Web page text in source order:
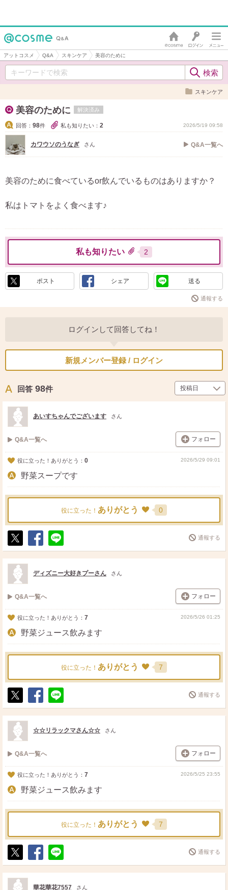
アットコスメ Q&A スキンケア 美容のために
スキンケア
美容のために 解決済み
回答： 98件 私も知りたい： 2 2026/5/19 09:58
カワウソのうなぎ さん Q&A一覧へ
美容のために食べているor飲んでいるものはありますか？
私はトマトをよく食べます♪
私も知りたい 2
ポスト シェア 送る
通報する
ログインして回答してね！
新規メンバー登録 / ログイン
回答 98件
あいすちゃんでございます さん
Q&A一覧へ フォロー
役に立った！ありがとう： 0 2026/5/29 09:01
野菜スープです
役に立った！ ありがとう 0
ポ
ス
ト
シ
ェ
送
る
通報する
ディズニー大好きプーさん さん
Q&A一覧へ フォロー
役に立った！ありがとう： 7 2026/5/26 01:25
野菜ジュース飲みます
役に立った！ ありがとう 7
ポ
ス
ト
シ
ェ
送
る
通報する
☆☆リラックマさん☆☆ さん
Q&A一覧へ フォロー
役に立った！ありがとう： 7 2026/5/25 23:55
野菜ジュース飲みます
役に立った！ ありがとう 7
ポ
ス
ト
シ
ェ
送
る
通報する
華花華花7557 さん